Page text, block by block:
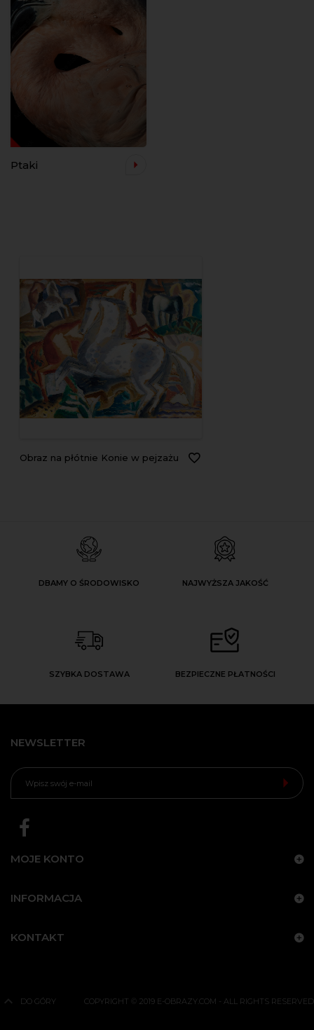
Ptaki
Obraz na płótnie Konie w pejzażu
DBAMY O ŚRODOWISKO NAJWYŻSZA JAKOŚĆ
SZYBKA DOSTAWA BEZPIECZNE PŁATNOŚCI
NEWSLETTER
MOJE KONTO
INFORMACJA
KONTAKT
DO GÓRY COPYRIGHT © 2019 E-OBRAZY.COM - ALL RIGHTS RESERVED